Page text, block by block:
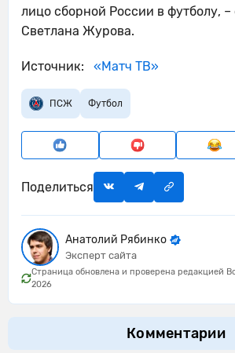
лицо сборной России в футболу, –
Светлана Журова.
Источник: «Матч ТВ»
ПСЖ Футбол
Поделиться
Анатолий Рябинко
Эксперт сайта
Страница обновлена и проверена редакцией
2026
Комментарии